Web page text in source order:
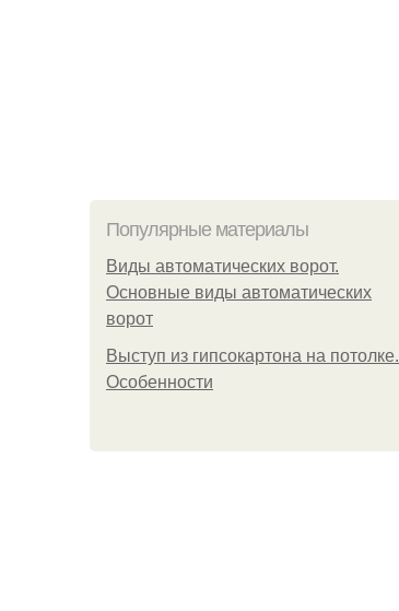
Популярные материалы
Виды автоматических ворот.
Основные виды автоматических
ворот
Выступ из гипсокартона на потолке.
Особенности